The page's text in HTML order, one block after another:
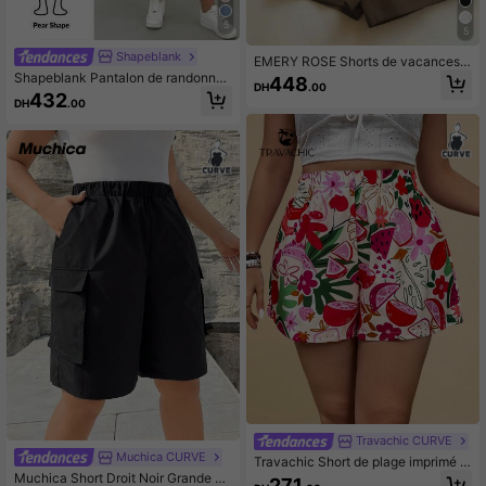
5
Shapeblank
Shapeblank Pantalon de randonnée
grande taille pour femmes, kaki, styl
e décontracté chic, jambes larges,
e, taille élastique, pantalon court et
bouffant pour dames
DH432.00
Muchica CURVE
Muchica Short Droit Noir Grande Ta
5
EMERY ROSE Shorts de vacances a
mples grande taille pour femmes
DH448.00
Travachic CURVE
Travachic Short de plage imprimé fr
uits style boho grande taille, pour l'é